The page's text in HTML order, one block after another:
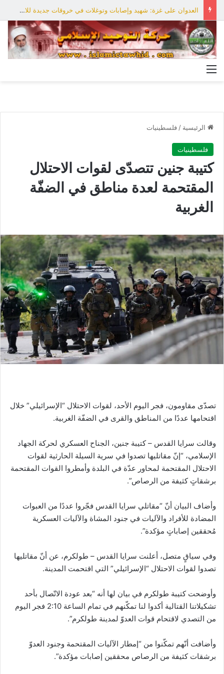
العدوان على غزة: شهيد وإصابات وتوغلات في خروقات جديدة للاحتلال
الرئيسية /فلسطينيات
فلسطينيات
كتيبة جنين تتصدّى لقوات الاحتلال
المقتحمة لعدة مناطق في الضفّة
الغربية
تصدّى مقاومون، فجر اليوم الأحد، لقوات الاحتلال “الإسرائيلي” خلال
اقتحامها عددًا من المناطق والقرى في الضفّة الغربية.
وقالت سرايا القدس – كتيبة جنين، الجناح العسكري لحركة الجهاد
الإسلامي، “إنّ مقاتليها تصدوا في سرية السيلة الحارثية لقوات
الاحتلال المقتحمة لمحاور عدّة في البلدة وأمطروا القوات المقتحمة
برشقاتٍ كثيفة من الرصاص”.
وأضاف البيان أنّ “مقاتلي سرايا القدس فجّروا عددًا من العبوات
المضادة للأفراد والآليات في جنود المشاة والآليات العسكرية
مُحققين إصاباتٍ مؤكدة”.
وفي سياقٍ متصل، أعلنت سرايا القدس – طولكرم، عن أنّ مقاتليها
تصدوا لقوات الاحتلال “الإسرائيلي” التي اقتحمت المدينة.
وأوضحت كتيبة طولكرم في بيان لها أنه “بعد عودة الاتّصال بأحد
تشكيلاتنا القتالية أكدوا لنا تمكّنهم في تمام الساعة 2:10 فجر اليوم
من التصدي لاقتحام قوات العدوّ لمدينة طولكرم”.
وأضافت أنّهم تمكّنوا من “إمطار الآليات المقتحمة وجنود العدوّ
برشقات كثيفة من الرصاص محققين إصابات مؤكدة”.